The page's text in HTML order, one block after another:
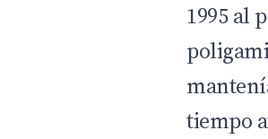
1995 al
tiempo